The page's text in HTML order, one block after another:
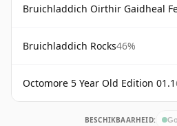
Bruichladdich Oirthir Gaidheal
Bruichladdich Rocks46%
Octomore 5 Year Old Edition 01.1
BESCHIKBAARHEID: